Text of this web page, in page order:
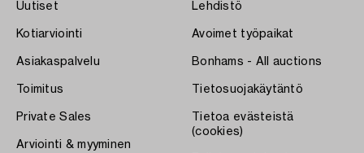
Uutiset
Kotiarviointi
Asiakaspalvelu
Toimitus
Private Sales
Arviointi & myyminen
Lehdistö
Avoimet työpaikat
Bonhams - All auctions
Tietosuojakäytäntö
Tietoa evästeistä
(cookies)